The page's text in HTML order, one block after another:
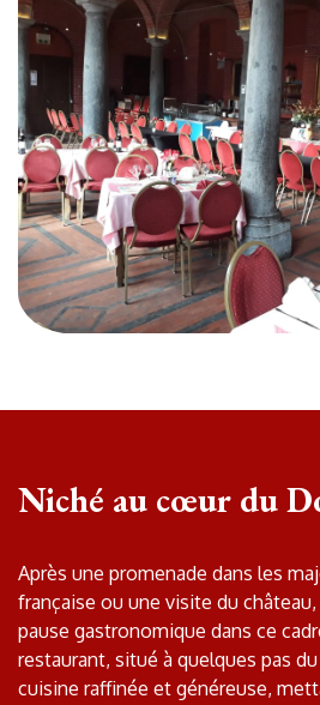
Niché au cœur du
Après une promenade dans les
française ou une visite du
pause gastronomique dans ce
restaurant, situé à quelques pas
cuisine raffinée et généreuse,